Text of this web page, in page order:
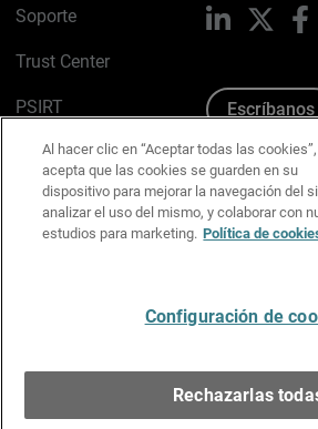
Soporte
Trust Center
PSIRT
Política de cookies
Política de privacidad
Kit de medios y marca
LinkedIn
Escríbanos
Al hacer clic en “Aceptar todas las
acepta que las cookies se guarden en su
dispositivo para mejorar la navegación del
analizar el uso del mismo, y colaborar con
estudios para marketing. Política de
Configuración de
Rechazarlas